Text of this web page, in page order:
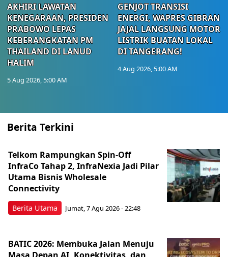
AKHIRI LAWATAN
KENEGARAAN, PRESIDEN
PRABOWO LEPAS
KEBERANGKATAN PM
THAILAND DI LANUD
HALIM
5 Aug 2026, 5:00 AM
GENJOT TRANSISI
ENERGI, WAPRES GIBRAN
JAJAL LANGSUNG MOTOR
LISTRIK BUATAN LOKAL
DI TANGERANG!
4 Aug 2026, 5:00 AM
Berita Terkini
Berita Utama
Telkom Rampungkan Spin-Off
InfraCo Tahap 2, InfraNexia Jadi Pilar
Utama Bisnis Wholesale
Connectivity
Jumat, 7 Agu 2026 - 22:48
BATIC 2026: Membuka Jalan Menuju